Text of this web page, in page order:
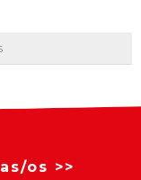
os >>